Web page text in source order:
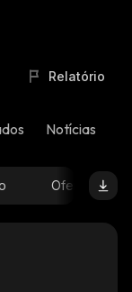
Relatório
Notícias
Oferta